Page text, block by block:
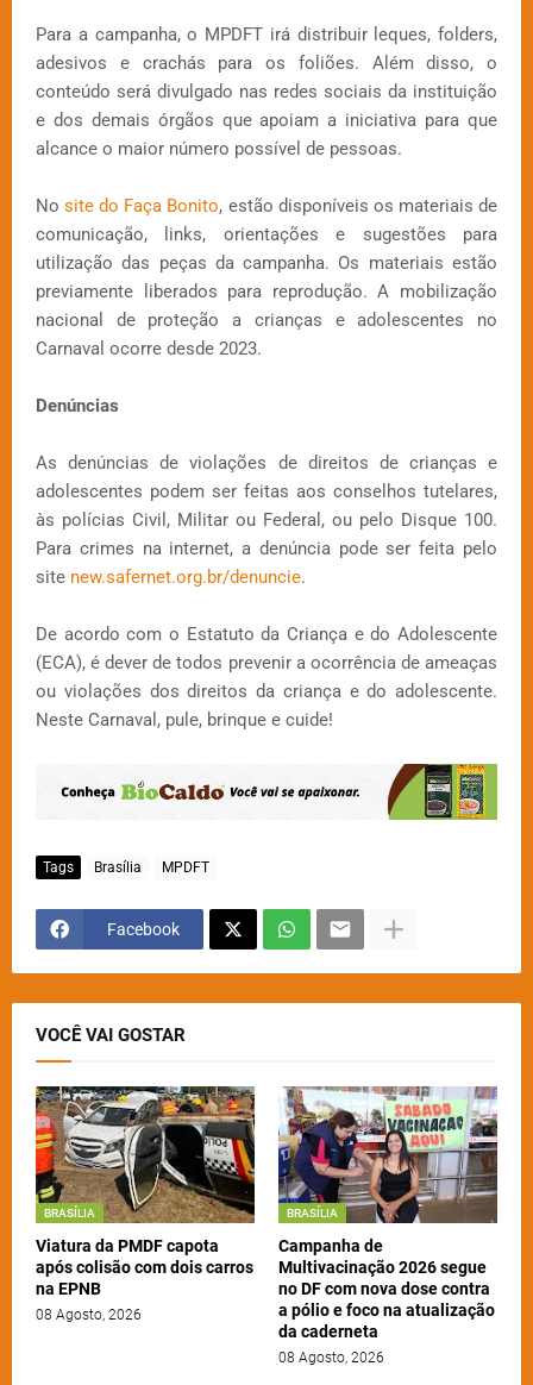
Para a campanha, o MPDFT irá distribuir leques, folders,
adesivos e crachás para os foliões. Além disso, o
conteúdo será divulgado nas redes sociais da instituição
e dos demais órgãos que apoiam a iniciativa para que
alcance o maior número possível de pessoas.
Nosite do Faça Bonito, estão disponíveis os materiais de
comunicação, links, orientações e sugestões para
utilização das peças da campanha. Os materiais estão
previamente liberados para reprodução. A mobilização
nacional de proteção a crianças e adolescentes no
Carnaval ocorre desde 2023.
Denúncias
As denúncias de violações de direitos de crianças e
adolescentes podem ser feitas aos conselhos tutelares,
às polícias Civil, Militar ou Federal, ou pelo Disque 100.
Para crimes na internet, a denúncia pode ser feita pelo
site new.safernet.org.br/denuncie.
De acordo com o Estatuto da Criança e do Adolescente
(ECA), é dever de todos prevenir a ocorrência de ameaças
ou violações dos direitos da criança e do adolescente.
Neste Carnaval, pule, brinque e cuide!
Tags Brasília MPDFT
Facebook
VOCÊ VAI GOSTAR
BRASÍLIA
Viatura da PMDF capota
após colisão com dois carros
na EPNB
08 Agosto, 2026
BRASÍLIA
Campanha de
Multivacinação 2026 segue
no DF com nova dose contra
a pólio e foco na atualização
da caderneta
08 Agosto, 2026